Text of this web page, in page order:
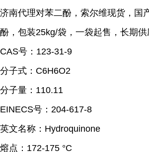
济南代理对苯二酚，索尔维现货，国
酚，包装25kg/袋，一袋起售，长期供
CAS号：123-31-9
分子式：C6H6O2
分子量：110.11
EINECS号：204-617-8
英文名称：Hydroquinone
熔点： 172-175 °C